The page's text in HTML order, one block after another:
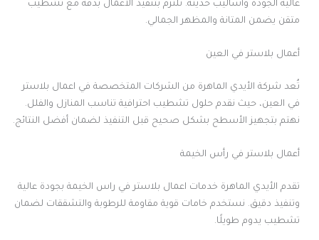
عالية الجودة وأساليب حديثة. نلتزم بتنفيذ الأعمال بدقة مع تشطيب
متقن يضمن المتانة والمظهر الجمالي.
أعمال بلاستر في العين
تُعد شركة الأيدي الماهرة من الشركات المتخصصة في اعمال بلاستر
في العين، حيث نقدم حلول تشطيب احترافية تناسب المنازل والفلل.
نهتم بتجهيز الأسطح بشكل صحيح قبل التنفيذ لضمان أفضل النتائج.
أعمال بلاستر في رأس الخيمة
تقدم الأيدي الماهرة خدمات اعمال بلاستر في راس الخيمة بجودة عالية
وتنفيذ دقيق. نستخدم خامات قوية مقاومة للرطوبة والتشققات لضمان
تشطيب يدوم طويلًا.